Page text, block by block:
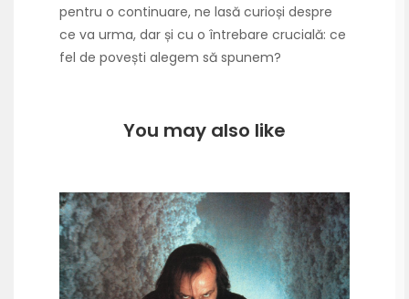
pentru o continuare, ne lasă curioși despre
ce va urma, dar și cu o întrebare crucială: ce
fel de povești alegem să spunem?
You may also like